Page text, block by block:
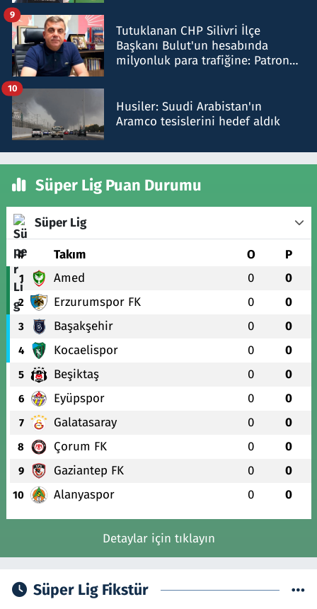
Tutuklanan CHP Silivri İlçe
Başkanı Bulut'un hesabında
milyonluk para trafiğine: Patron
9
Husiler: Suudi Arabistan'ın
Aramco tesislerini hedef aldık
10
Süper Lig Puan Durumu
Süper Lig
# Takım O P
1 Amed 0 0
2 Erzurumspor FK 0 0
3 Başakşehir 0 0
4 Kocaelispor 0 0
5 Beşiktaş 0 0
6 Eyüpspor 0 0
7 Galatasaray 0 0
8 Çorum FK 0 0
9 Gaziantep FK 0 0
10 Alanyaspor 0 0
Detaylar için tıklayın
Süper Lig Fikstür